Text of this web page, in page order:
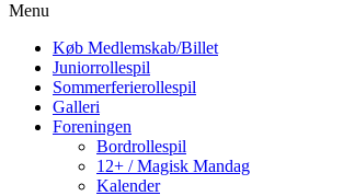
Menu
Køb Medlemskab/Billet
Juniorrollespil
Sommerferierollespil
Galleri
Foreningen
Bordrollespil
12+ / Magisk Mandag
Kalender